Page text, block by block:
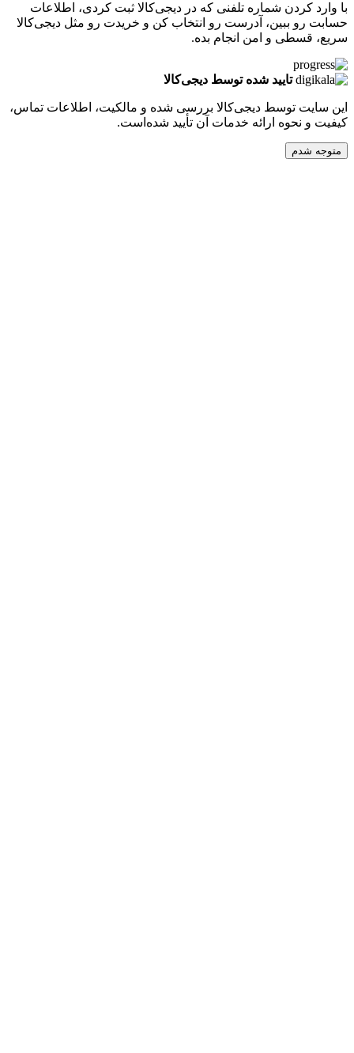
شماره تلفنی که در دیجی‌کالا ثبت کردی، اطلاعات
ببین، آدرست رو انتخاب کن و خریدت رو مثل دیجی‌کالا
و امن انجام بده.
تایید شده توسط دیجی‌کالا
توسط دیجی‌کالا بررسی شده و مالکیت، اطلاعات تماس،
ارائه خدمات آن تأیید شده‌است.